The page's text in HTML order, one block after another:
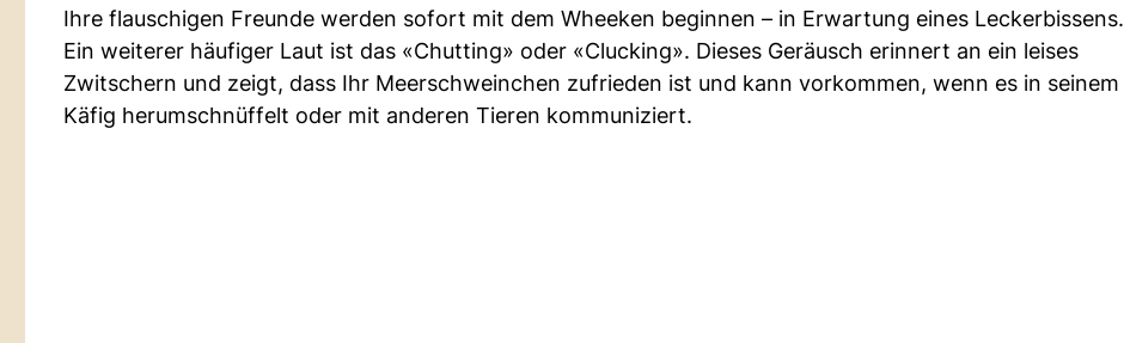
Ihre flauschigen Freunde werden sofort mit dem Wheeken beginnen – in Erwartung eines Leckerbissens.
Ein weiterer häufiger Laut ist das «Chutting» oder «Clucking». Dieses Geräusch erinnert an ein leises
Zwitschern und zeigt, dass Ihr Meerschweinchen zufrieden ist und kann vorkommen, wenn es in seinem
Käfig herumschnüffelt oder mit anderen Tieren kommuniziert.